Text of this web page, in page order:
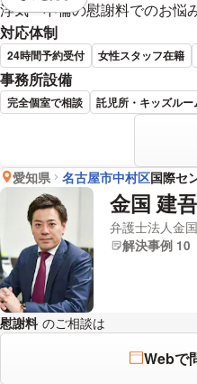
浮気・不倫の慰謝料でのお悩
対応体制
24時間予約受付 女性スタッフ在籍
事務所設備
完全個室で相談 託児所・キッズルー
愛知県 名古屋市中村区国際セ
金国 建吾
弁護士法人金
解決事例 10
慰謝料 のご相談は
Webで